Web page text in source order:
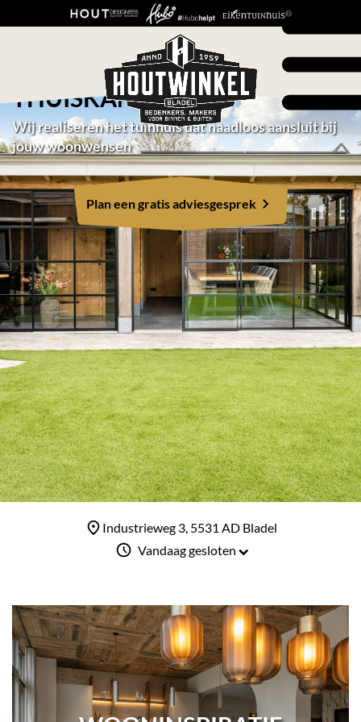
VAN LUXE BUITENVERBLIJF
TOT MODERN
THUISKANTOOR:
Wij realiseren het tuinhuis dat naadloos aansluit bij
jouw woonwensen
Plan een gratis adviesgesprek
Industrieweg 3, 5531 AD Bladel
Vandaag gesloten